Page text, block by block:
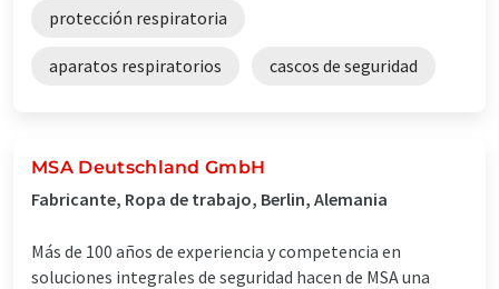
protección respiratoria
aparatos respiratorios cascos de seguridad
MSA Deutschland GmbH
Fabricante, Ropa de trabajo, Berlin, Alemania
Más de 100 años de experiencia y competencia en
soluciones integrales de seguridad hacen de MSA una